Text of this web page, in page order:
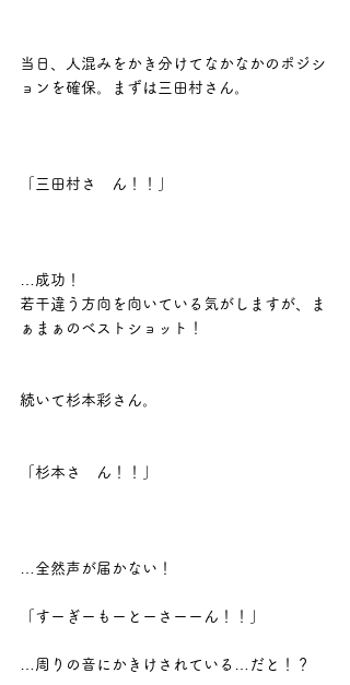
当日、人混みをかき分けてなかなかのポジシ
ョンを確保。まずは三田村さん。
「三田村さ　ん！！」
…成功！
若干違う方向を向いている気がしますが、ま
ぁまぁのベストショット！
続いて杉本彩さん。
「杉本さ　ん！！」
…全然声が届かない！
「すーぎーもーとーさーーん！！」
…周りの音にかきけされている…だと！？